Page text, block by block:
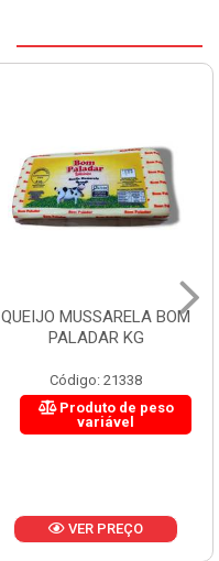
QUEIJO MUSSARELA BOM
PALADAR KG
Código: 21338
Produto de peso
variável
VER PREÇO